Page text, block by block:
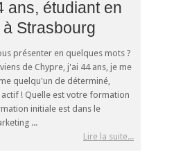
ans, étudiant en
Strasbourg
présenter en quelques mots ?
de Chypre, j'ai 44 ans, je me
quelqu'un de déterminé,
! Quelle est votre formation
initiale est dans le
...
Lire la suite...